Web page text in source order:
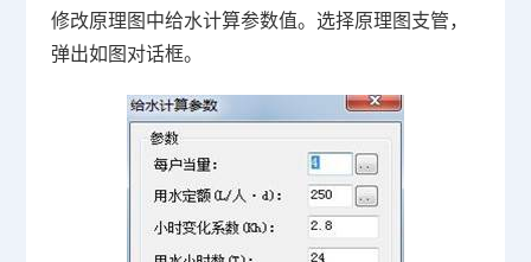
修改原理图中给水计算参数值。选择原理图支管，
弹出如图对话框。